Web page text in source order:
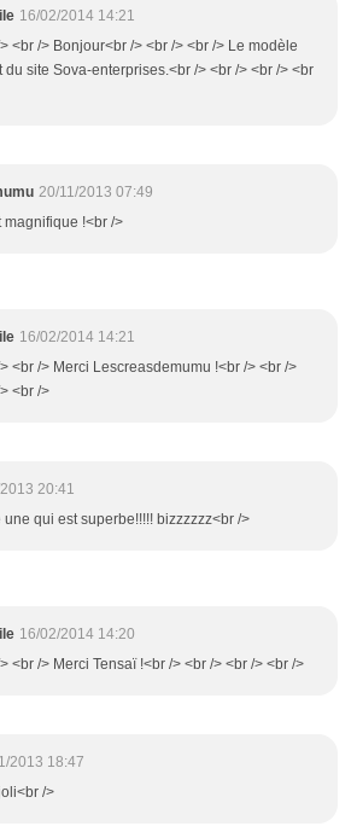
16/02/2014 14:21
<br /> Bonjour<br /> <br /> <br /> Le modèle
du site Sova-enterprises.<br /> <br /> <br /> <br
20/11/2013 07:49
magnifique !<br />
16/02/2014 14:21
<br /> Merci Lescreasdemumu !<br /> <br />
<br />
20:41
une qui est superbe!!!!! bizzzzzz<br />
16/02/2014 14:20
<br /> Merci Tensaï !<br /> <br /> <br /> <br />
2013 18:47
/>